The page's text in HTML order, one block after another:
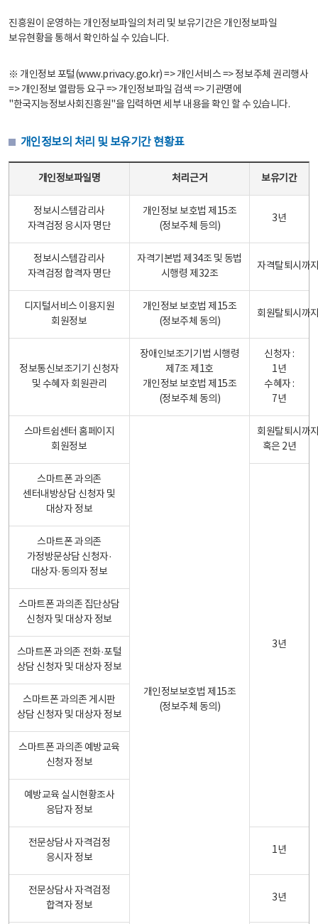
진흥원이 운영하는 개인정보파일의 처리 및 보유기간은 개인정보파일
보유현황을 통해서 확인하실 수 있습니다.
※ 개인정보 포털(www.privacy.go.kr) => 개인서비스 => 정보주체 권리행사
=> 개인정보 열람등 요구 => 개인정보파일 검색 => 기관명에
"한국지능정보사회진흥원"을 입력하면 세부 내용을 확인 할 수 있습니다.
개인정보의 처리 및 보유기간 현황표
개인정보파일명 처리근거 보유기간
정보시스템감리사
자격검정 응시자 명단
개인정보 보호법 제15조
(정보주체 등의)
3년
정보시스템감리사
자격검정 합격자 명단
자격기본법 제34조 및 동법
시행령 제32조
자격탈퇴시까
디지털서비스 이용지원
회원정보
개인정보 보호법 제15조
(정보주체 동의)
회원탈퇴시까
정보통신보조기기 신청자
및 수혜자 회원관리
장애인보조기기법 시행령
제7조 제1호
개인정보 보호법 제15조
(정보주체 동의)
신청자 :
1년
수혜자 :
7년
스마트쉼센터 홈페이지
회원정보
개인정보보호법 제15조
(정보주체 동의)
회원탈퇴시까
혹은 2년
스마트폰 과의존
센터내방상담 신청자 및
대상자 정보
3년
스마트폰 과의존
가정방문상담 신청자·
대상자·동의자 정보
스마트폰 과의존 집단상담
신청자 및 대상자 정보
스마트폰 과의존 전화·포털
상담 신청자 및 대상자 정보
스마트폰 과의존 게시판
상담 신청자 및 대상자 정보
스마트폰 과의존 예방교육
신청자 정보
예방교육 실시현황조사
응답자 정보
전문상담사 자격검정
응시자 정보
1년
전문상담사 자격검정
합격자 정보
3년